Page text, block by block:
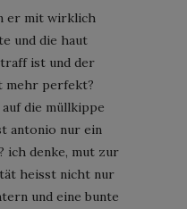
er mit wirklich
und die haut
ist und der
mehr perfekt?
die müllkippe
antonio nur ein
ich denke, mut zur
heisst nicht nur
und eine bunte